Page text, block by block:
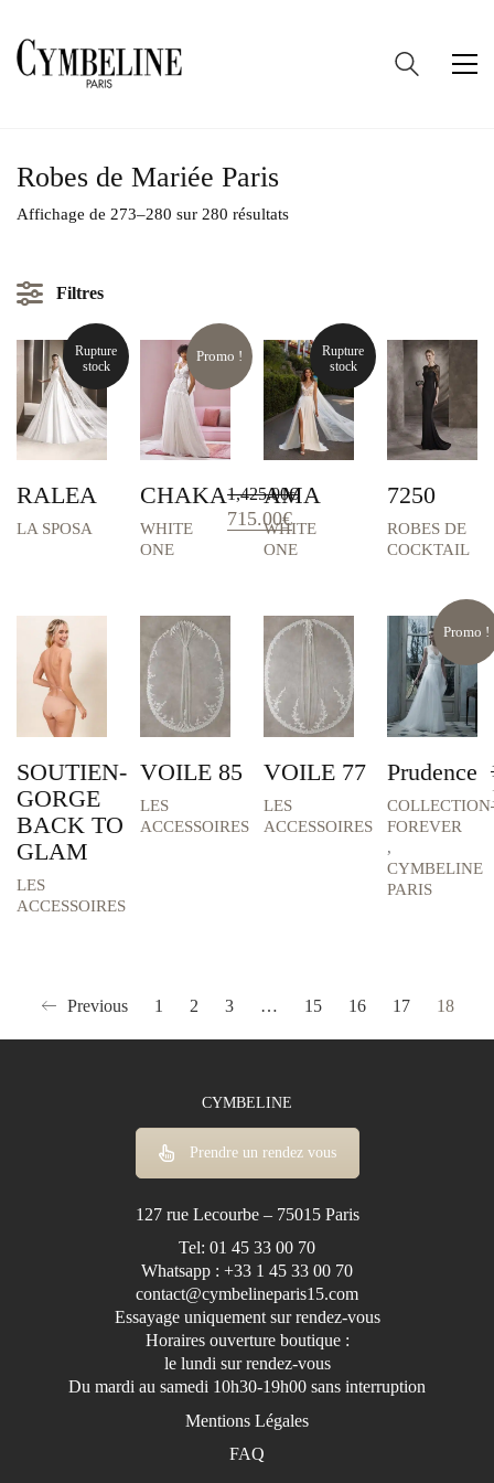
Robes de Mariée Paris
Affichage de 273–280 sur 280 résultatsTrié
ancien
Filtres
MARQUE DE ROBE DE MARIÉE
CYMBELINE PARIS
SAN PATRICK
ADRIANA ALIER
VERA WANG
LADYBIRD
LA SPOSA
STYLES
None
Bohème
Combinaison Mariage
Coupe A
Coupe Fourreau
Princesse
Robe Courte
1600€ À 2100€
2100€ À 2600€
3000€ À 4000€
Rupture
stock
RALEA
LA SPOSA
Promo !
CHAKA
WHITE
ONE
1,425.00€
Le
prix
initial
715.00€Le
prix
actuel
Rupture
stock
AMA
WHITE
ONE
7250
ROBES DE
COCKTAIL
SOUTIEN-
GORGE
BACK TO
GLAM
LES
ACCESSOIRES
VOILE 85
LES
ACCESSOIRES
VOILE 77
LES
ACCESSOIRES
Promo !
Prudence
COLLECTION
FOREVER
,
CYMBELINE
PARIS
Previous 1 2 3 … 15 16 17 18
CYMBELINE
Prendre un rendez vous
127 rue Lecourbe – 75015 Paris
Tel: 01 45 33 00 70
Whatsapp : +33 1 45 33 00 70
contact@cymbelineparis15.com
Essayage uniquement sur rendez-vous
Horaires ouverture boutique :
le lundi sur rendez-vous
Du mardi au samedi 10h30-19h00 sans interruption
Mentions Légales
FAQ